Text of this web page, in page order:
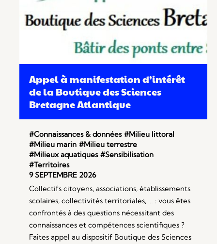
Appel à manifestation d’intérêt
de la Boutique des Sciences
Bretagne Atlantique
#Connaissances & données #Milieu littoral
#Milieu marin #Milieu terrestre
#Milieux aquatiques #Sensibilisation
#Territoires
9 SEPTEMBRE 2026
Collectifs citoyens, associations, établissements
scolaires, collectivités territoriales, … : vous êtes
confrontés à des questions nécessitant des
connaissances et compétences scientifiques ?
Faites appel au dispositif Boutique des Sciences